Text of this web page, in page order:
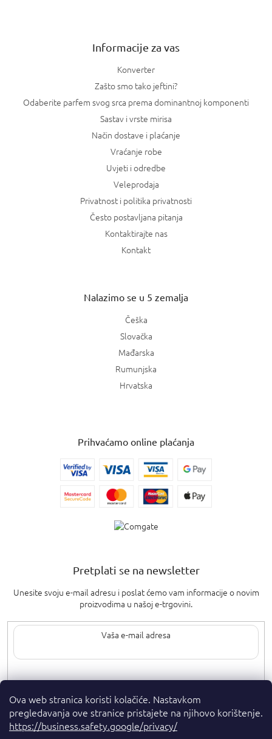
Ova web stranica koristi kolačiće. Nastavkom
pregledavanja ove stranice pristajete na njihovo korištenje.
https://business.safety.google/privacy/
Informacije za vas
Konverter
Zašto smo tako jeftini?
Odaberite parfem svog srca prema dominantnoj komponenti
Sastav i vrste mirisa
Način dostave i plaćanje
Vraćanje robe
Uvjeti i odredbe
Veleprodaja
Privatnost i politika privatnosti
Često postavljana pitanja
Kontaktirajte nas
Kontakt
Nalazimo se u 5 zemalja
Češka
Slovačka
Mađarska
Rumunjska
Hrvatska
Prihvaćamo online plaćanja
Pretplati se na newsletter
Unesite svoju e-mail adresu i poslat ćemo vam informacije o novim
proizvodima u našoj e-trgovini.
Upisom svoje e-pošte pristajete nauvjete privatnosti.